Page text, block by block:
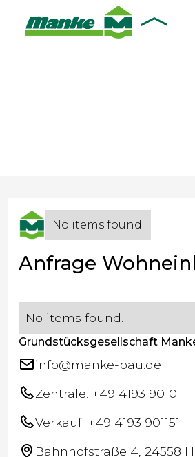
No items found.
Anfrage
No items found.
Grundstücksgesellschaft
info@manke-bau.de
Zentrale: +49 4193 9010
Verkauf: +49 4193 901151
Bahnhofstraße 4, 24558